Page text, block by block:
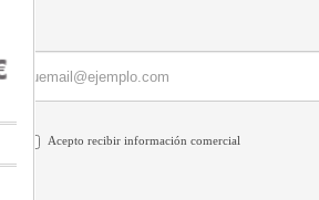
Acepto recibir información comercial